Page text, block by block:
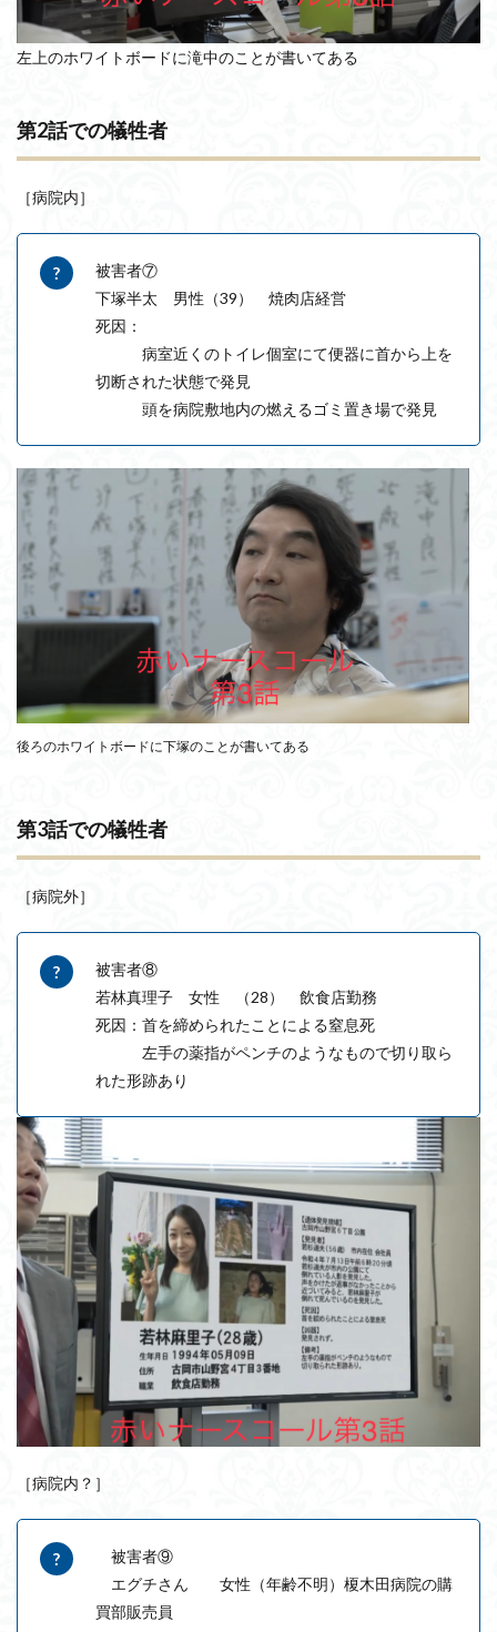
左上のホワイトボードに滝中のことが書いてある
第2話での犠牲者
［病院内］
被害者⑦
下塚半太 男性（39） 焼肉店経営
死因：
病室近くのトイレ個室にて便器に首から上を
切断された状態で発見
頭を病院敷地内の燃えるゴミ置き場で発見
後ろのホワイトボードに下塚のことが書いてある
第3話での犠牲者
［病院外］
被害者⑧
若林真理子 女性 （28） 飲食店勤務
死因：首を締められたことによる窒息死
左手の薬指がペンチのようなもので切り取ら
れた形跡あり
［病院内？］
被害者⑨
エグチさん 女性（年齢不明）榎木田病院の購
買部販売員